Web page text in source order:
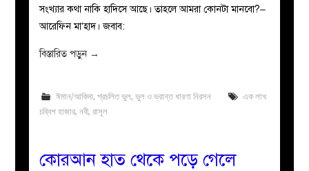
মজলিস
সংখ্যার কথা নাকি হাদিসে আছে। তাহলে আমরা কোনটা মানবো?–
আরেফিন মা’হাদ। জবাব:
বিস্তারিত পড়ুন →
ঈমান/আকিদা, প্রচলিত ভুল, ভুল ও ভ্রান্ত ধারণা নিরসন
এক লাখ
চব্বিশ হাজার,নবী,রাসূল
কোরআন হাত থেকে পড়ে গেলে